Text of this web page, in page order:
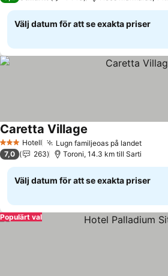
Välj datum för att se exakta priser
3 StjärnorHotell Lugn familjeoas på landetSe
Caretta Village
7,0 263 Toroni, 14.3 km till Sarti
Välj datum för att se exakta priser
Populärt val